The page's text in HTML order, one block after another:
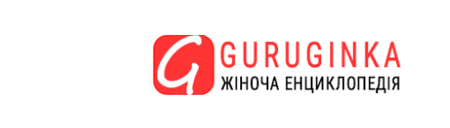
Жіночий
сайт
nekrasivyh.net